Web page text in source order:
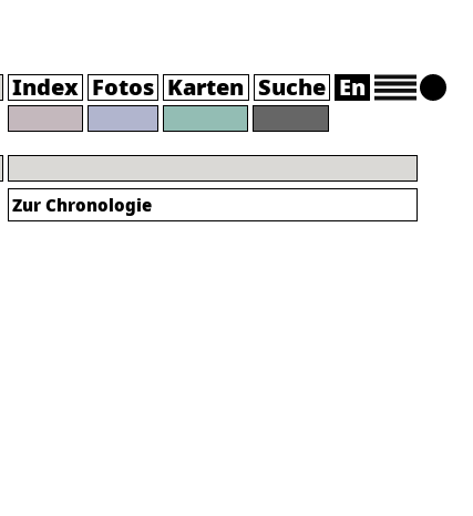
Index Fotos Karten Suche En
Zur Chronologie